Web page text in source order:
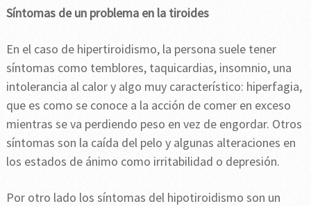
Síntomas de un problema en la tiroides
En el caso de hipertiroidismo, la persona suele tener
síntomas como temblores, taquicardias, insomnio, una
intolerancia al calor y algo muy característico: hiperfagia,
que es como se conoce a la acción de comer en exceso
mientras se va perdiendo peso en vez de engordar. Otros
síntomas son la caída del pelo y algunas alteraciones en
los estados de ánimo como irritabilidad o depresión.
Por otro lado los síntomas del hipotiroidismo son un